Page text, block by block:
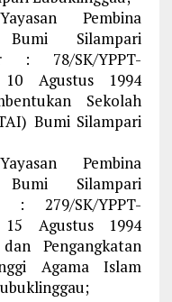
Pembina
Silampari
: 78/SK/YPPT-
Agustus 1994
Sekolah
Bumi Silampari
Pembina
Silampari
: 279/SK/YPPT-
Agustus 1994
Pengangkatan
Agama Islam